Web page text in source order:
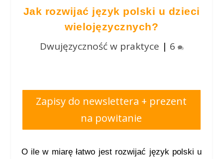
Jak rozwijać język polski u dzieci
wielojęzycznych?
Dwujęzyczność w praktyce | 6
Zapisy do newslettera + prezent
na powitanie
O ile w miarę łatwo jest rozwijać język polski u